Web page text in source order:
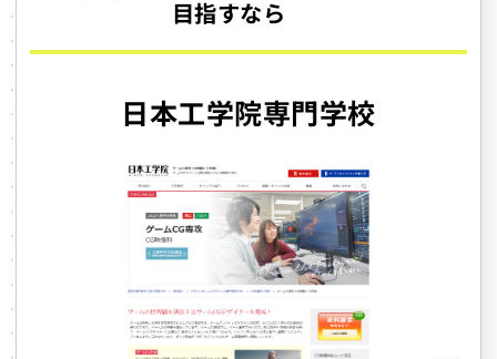
目指すなら
日本工学院専門学校